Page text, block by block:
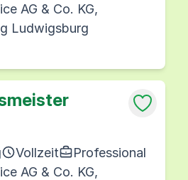
AG & Co. KG,
Ludwigsburg
Vollzeit
Professional
AG & Co. KG,